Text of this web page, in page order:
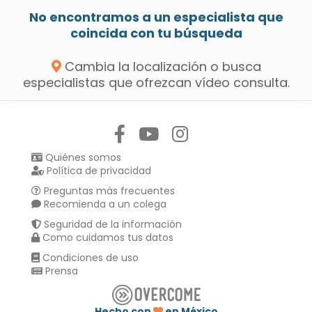
No encontramos a un especialista que
coincida con tu búsqueda
Cambia la localización o busca
especialistas que ofrezcan vídeo consulta.
Quiénes somos
Política de privacidad
Preguntas más frecuentes
Recomienda a un colega
Seguridad de la información
Como cuidamos tus datos
Condiciones de uso
Prensa